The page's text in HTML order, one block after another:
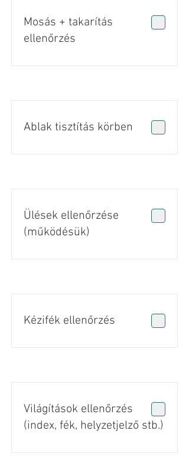
Mosás + takarítás
ellenőrzés
Ablak tisztítás körben
Ülések ellenőrzése
(működésük)
Kézifék ellenőrzés
Világítások ellenőrzés
(index, fék, helyzetjelző stb.)